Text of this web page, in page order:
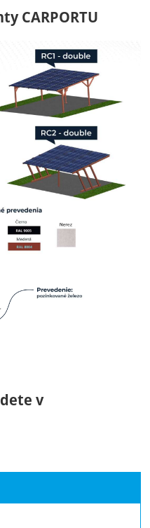
CARPORTU
v